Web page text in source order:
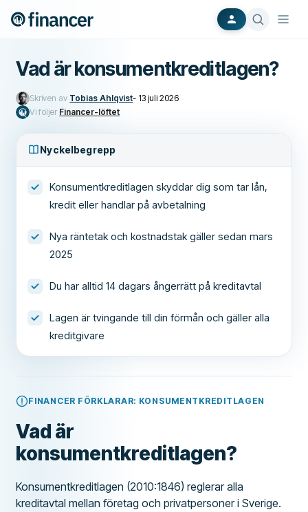
Vad är konsumentkreditlagen?
Skriven av Tobias Ahlqvist- 13 juli 2026
Vi följer Financer-löftet
Nyckelbegrepp
Konsumentkreditlagen skyddar dig som tar lån,
kredit eller handlar på avbetalning
Nya räntetak och kostnadstak gäller sedan mars
2025
Du har alltid 14 dagars ångerrätt på kreditavtal
Lagen är tvingande till din förmån och gäller alla
kreditgivare
FINANCER FÖRKLARAR: KONSUMENTKREDITLAGEN
Vad är
konsumentkreditlagen?
Konsumentkreditlagen (2010:1846) reglerar alla
kreditavtal mellan företag och privatpersoner i Sverige.